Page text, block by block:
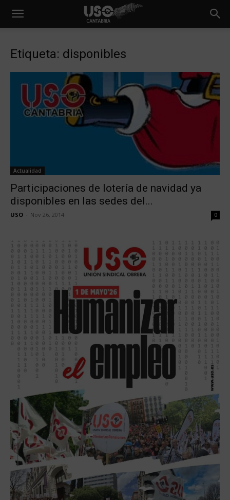
Etiqueta: disponibles
Actualidad
Participaciones de lotería de navidad ya
disponibles en las sedes del...
USO Nov 26, 2014 0